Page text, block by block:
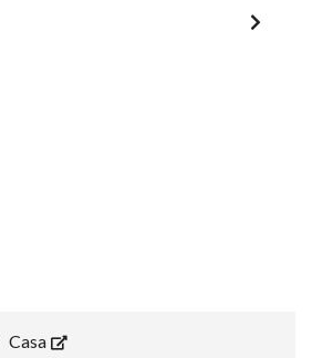
Casa